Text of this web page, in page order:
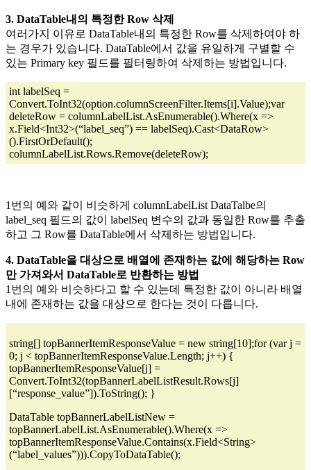
3. DataTable내의 특정한 Row 삭제
여러가지 이유로 DataTable내의 특정한 Row를 삭제하여야 하
는 경우가 있습니다. DataTable에서 값을 유일하게 구별할 수
있는 Primary key 필드를 필터링하여 삭제하는 방법입니다.
int labelSeq =
Convert.ToInt32(option.columnScreenFilter.Items[i].Value);var
deleteRow = columnLabelList.AsEnumerable().Where(x =>
x.Field<Int32>(“label_seq”) == labelSeq).Cast<DataRow>
().FirstOrDefault();
columnLabelList.Rows.Remove(deleteRow);
1번의 예와 같이 비슷하게 columnLabelList DataTalbe의
label_seq 필드의 값이 labelSeq 변수의 값과 동일한 Row를 추출
하고 그 Row를 DataTable에서 삭제하는 방법입니다.
4. DataTable을 대상으로 배열에 존재하는 값에 해당하는 Row
만 가져와서 DataTable로 반환하는 방법
1번의 예와 비슷하다고 할 수 있는데 특정한 값이 아니라 배열
내에 존재하는 값을 대상으로 한다는 것이 다릅니다.
string[] topBannerItemResponseValue = new string[10];for (var j =
0; j < topBannerItemResponseValue.Length; j++) {
topBannerItemResponseValue[j] =
Convert.ToInt32(topBannerLabelListResult.Rows[j]
[“response_value”]).ToString(); }
DataTable topBannerLabelListNew =
topBannerLabelList.AsEnumerable().Where(x =>
topBannerItemResponseValue.Contains(x.Field<String>
(“label_values”))).CopyToDataTable();